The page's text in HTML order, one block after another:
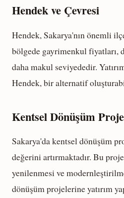
Hendek ve Çevresi
Hendek, Sakarya'nın önemli
bölgede gayrimenkul fiyatları,
daha makul seviyededir.
Hendek, bir alternatif
Kentsel Dönüşüm
Sakarya'da kentsel dönüşüm
değerini artırmaktadır. Bu
yenilenmesi ve
dönüşüm projelerine yatırım